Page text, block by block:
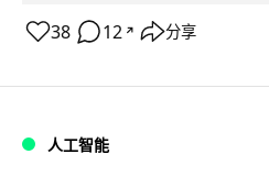
38 12 ↗ 分享
人工智能